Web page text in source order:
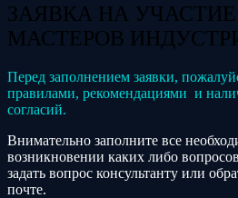
ЗАЯВКА НА
МАСТЕРОВ
Перед заполнением заявки,
правилами, рекомендациями и
согласий.
Внимательно заполните все
возникновении каких либо
задать вопрос консультанту или
почте.